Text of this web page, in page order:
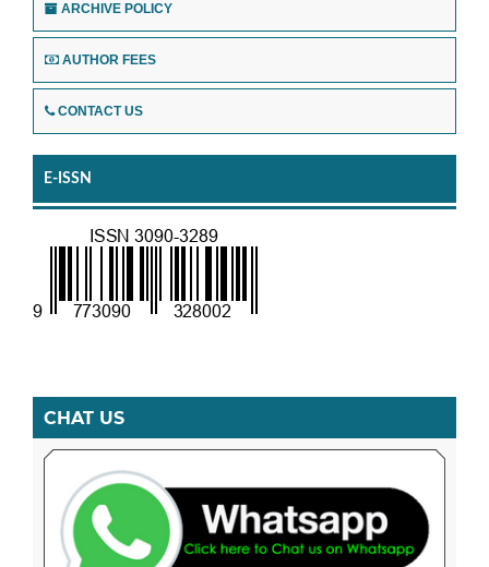
ARCHIVE POLICY
AUTHOR FEES
CONTACT US
E-ISSN
CHAT US